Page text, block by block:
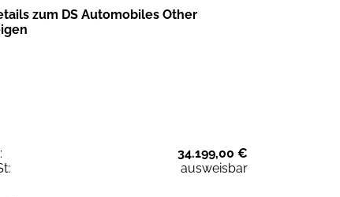
zum DS Automobiles Other
34.199,00 €
ausweisbar